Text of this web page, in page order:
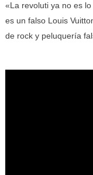
«La revoluti ya no es
es un falso Louis
de rock y peluquería